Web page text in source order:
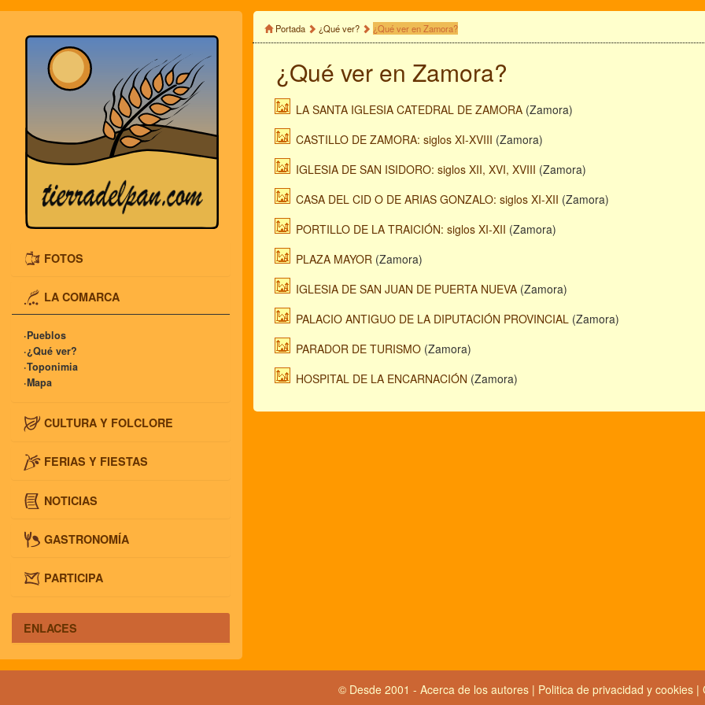
FOTOS
LA COMARCA
·Pueblos
·¿Qué ver?
·Toponimia
·Mapa
CULTURA Y FOLCLORE
FERIAS Y FIESTAS
NOTICIAS
GASTRONOMÍA
PARTICIPA
ENLACES
Portada ¿Qué ver? ¿Qué ver en Zamora?
¿Qué ver en Zamora?
LA SANTA IGLESIA CATEDRAL DE ZAMORA (Zamora)
CASTILLO DE ZAMORA: siglos XI-XVIII (Zamora)
IGLESIA DE SAN ISIDORO: siglos XII, XVI, XVIII (Zamora)
CASA DEL CID O DE ARIAS GONZALO: siglos XI-XII (Zamora)
PORTILLO DE LA TRAICIÓN: siglos XI-XII (Zamora)
PLAZA MAYOR (Zamora)
IGLESIA DE SAN JUAN DE PUERTA NUEVA (Zamora)
PALACIO ANTIGUO DE LA DIPUTACIÓN PROVINCIAL (Zamora)
PARADOR DE TURISMO (Zamora)
HOSPITAL DE LA ENCARNACIÓN (Zamora)
© Desde 2001 - Acerca de los autores| Politica de privacidad y cookies |